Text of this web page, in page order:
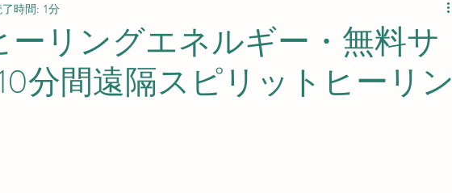
リットヒーリング）
思い スピリットヒーラーのSG8（Spiritgift8）です
ーリングエネルギー・無料サ
分間遠隔スピリットヒーリン
時間: 1分